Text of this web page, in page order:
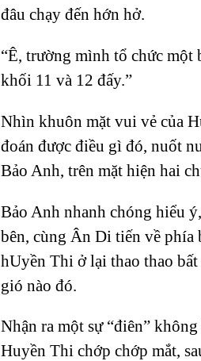
đâu chạy đến hớn hở.
“Ê, trường mình tổ chức một
khối 11 và 12 đấy.”
Nhìn khuôn mặt vui vẻ của
đoán được điều gì đó, nuốt
Bảo Anh, trên mặt hiện hai
Bảo Anh nhanh chóng hiểu
bên, cùng Ân Di tiến về phía
hUyền Thi ở lại thao thao
gió nào đó.
Nhận ra một sự “điên”
Huyền Thi chớp chớp mắt,